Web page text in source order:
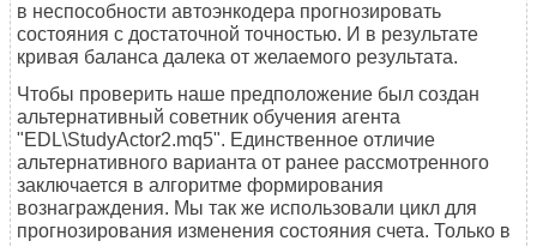
в неспособности автоэнкодера прогнозировать
состояния с достаточной точностью. И в результате
кривая баланса далека от желаемого результата.
Чтобы проверить наше предположение был создан
альтернативный советник обучения агента
"EDL\StudyActor2.mq5". Единственное отличие
альтернативного варианта от ранее рассмотренного
заключается в алгоритме формирования
вознаграждения. Мы так же использовали цикл для
прогнозирования изменения состояния счета. Только в